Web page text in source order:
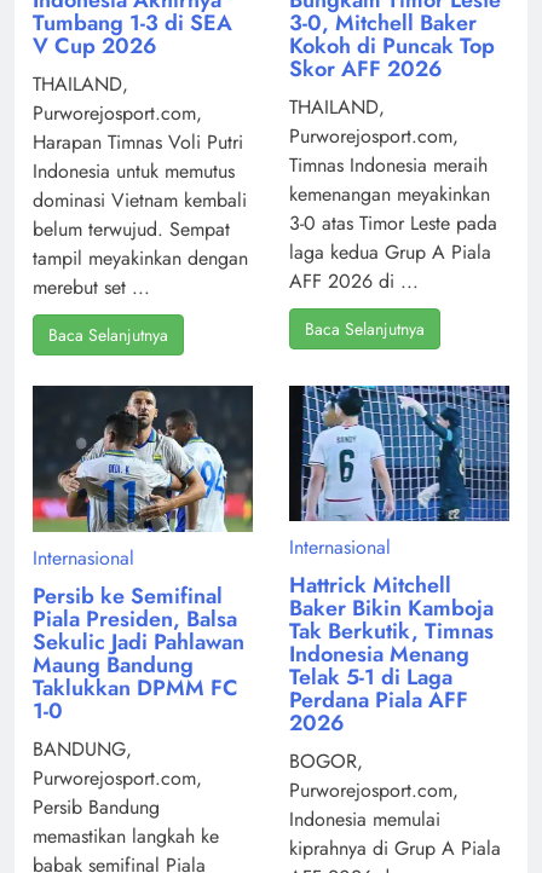
Tumbang 1-3 di SEA
V Cup 2026
THAILAND,
Purworejosport.com,
Harapan Timnas Voli Putri
Indonesia untuk memutus
dominasi Vietnam kembali
belum terwujud. Sempat
tampil meyakinkan dengan
merebut set ...
Baca Selanjutnya
3-0, Mitchell Baker
Kokoh di Puncak Top
Skor AFF 2026
THAILAND,
Purworejosport.com,
Timnas Indonesia meraih
kemenangan meyakinkan
3-0 atas Timor Leste pada
laga kedua Grup A Piala
AFF 2026 di ...
Baca Selanjutnya
Internasional
Persib ke Semifinal
Piala Presiden, Balsa
Sekulic Jadi Pahlawan
Maung Bandung
Taklukkan DPMM FC
1-0
BANDUNG,
Purworejosport.com,
Persib Bandung
memastikan langkah ke
babak semifinal Piala
Internasional
Hattrick Mitchell
Baker Bikin Kamboja
Tak Berkutik, Timnas
Indonesia Menang
Telak 5-1 di Laga
Perdana Piala AFF
2026
BOGOR,
Purworejosport.com,
Indonesia memulai
kiprahnya di Grup A Piala